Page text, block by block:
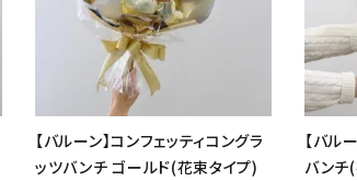
【バルーン】コンフェッティコングラ
ッツバンチ ゴールド(花束タイプ)
【バル
バンチ